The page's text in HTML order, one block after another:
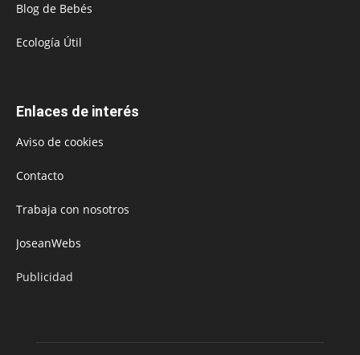
Blog de Bebés
Ecología Útil
Enlaces de interés
Aviso de cookies
Contacto
Trabaja con nosotros
JoseanWebs
Publicidad